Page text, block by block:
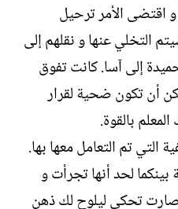
اقتضى الأمر ترحيل
التخلي عنها و نقلهم إلى
إلى آسا. كانت تفوق
أن تكون ضحية لقرار
بالقوة.
التي تم التعامل معها بها.
لحد أنها تجرأت و
تحكي ليلوح لك ذهن